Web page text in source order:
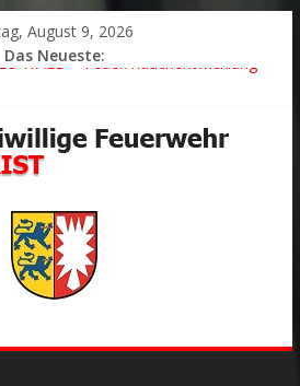
August 9, 2026
Das Neueste:
WALD * Feuer/Rauchentwicklung *
überschlagen *
in festsitzendem Aufzug *
klemmt * Hingstheide
Jahres 2026